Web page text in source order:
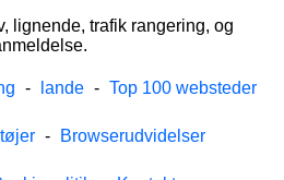
lignende, trafik rangering, og
- lande - Top 100 websteder
- Browserudvidelser